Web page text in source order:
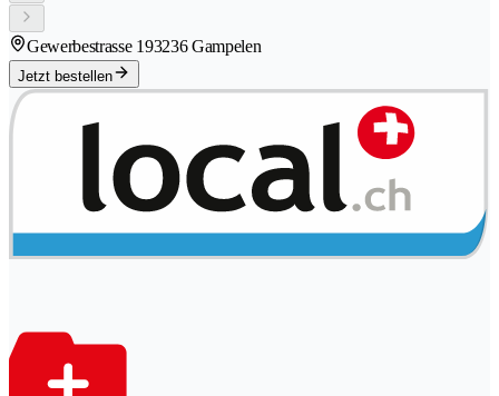
Gewerbestrasse 193236 Gampelen
Jetzt bestellen